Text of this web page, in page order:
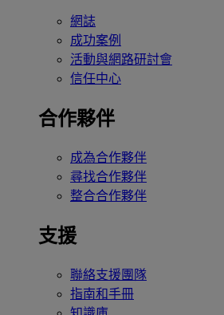
網誌
成功案例
活動與網路研討會
信任中心
合作夥伴
成為合作夥伴
尋找合作夥伴
整合合作夥伴
支援
聯絡支援團隊
指南和手冊